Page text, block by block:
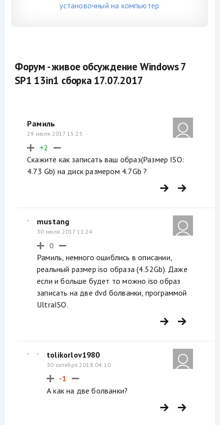
установочный на компьютер
Форум - живое обсуждение Windows 7
SP1 13in1 сборка 17.07.2017
Рамиль
29 июля 2017 15:23
+2
Скажите как записать ваш образ(Размер ISO:
4.73 Gb) на диск размером 4.7Gb ?
mustang
30 июля 2017 11:24
0
Рамиль, немного ошиблись в описании,
реальный размер iso образа (4.52Gb). Даже
если и больше будет то можно iso образ
записать на две dvd болванки, программой
UltraISO.
tolikorlov1980
30 октября 2018 04:10
-1
А как на две болванки?